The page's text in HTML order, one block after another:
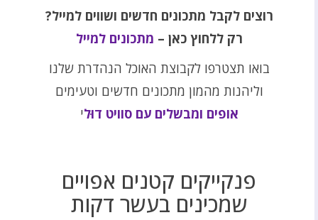
רוצים לקבל מתכונים חדשים ושווים למייל?
רק ללחוץ כאן – מתכונים למייל
בואו תצטרפו לקבוצת האוכל הנהדרת שלנו
וליהנות מהמון מתכונים חדשים וטעימים
אופים ומבשלים עם סוויט דוּלי
פנקייקים קטנים אפויים
שמכינים בעשר דקות